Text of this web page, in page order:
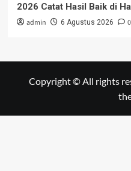
2026 Catat Hasil Baik di
admin 6 Agustus 2026 0
Copyright © All rights